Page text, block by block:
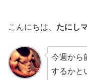
こんにちは、 たにし
今週から
するかと